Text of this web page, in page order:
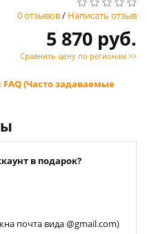
0 отзывов/ Написать отзыв
5 870 руб.
Сравнить цену по регионам >>
(Часто задаваемые
в подарок?
почта вида @gmail.com)